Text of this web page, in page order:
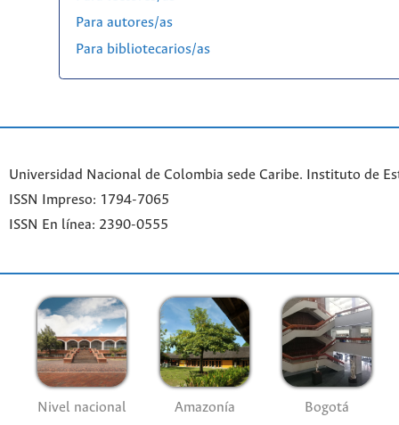
Para autores/as
Para bibliotecarios/as
Universidad Nacional de Colombia sede Caribe. Instituto de
ISSN Impreso: 1794-7065
ISSN En línea: 2390-0555
Nivel nacional Amazonía Bogotá